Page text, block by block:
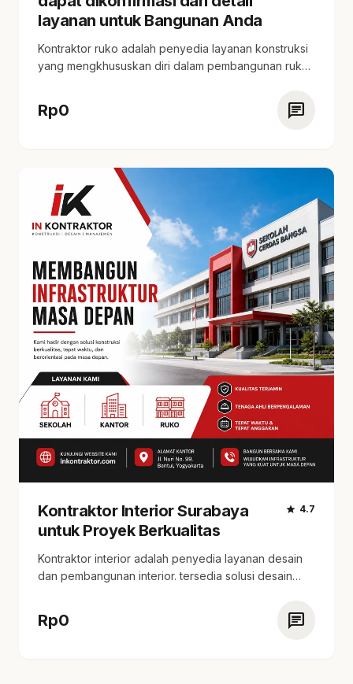
layanan untuk Bangunan Anda
Kontraktor ruko adalah penyedia layanan konstruksi
yang mengkhususkan diri dalam pembangunan ruko.
Rp0 chat
Kontraktor Interior Surabaya
untuk Proyek Berkualitas
star 4.7
Kontraktor interior adalah penyedia layanan desain
dan pembangunan interior. tersedia solusi desain
Rp0 chat